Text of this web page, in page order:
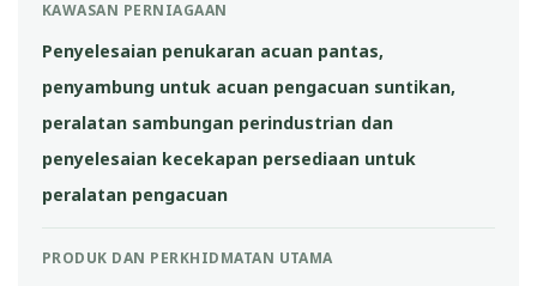
KAWASAN PERNIAGAAN
Penyelesaian penukaran acuan pantas,
penyambung untuk acuan pengacuan suntikan,
peralatan sambungan perindustrian dan
penyelesaian kecekapan persediaan untuk
peralatan pengacuan
PRODUK DAN PERKHIDMATAN UTAMA